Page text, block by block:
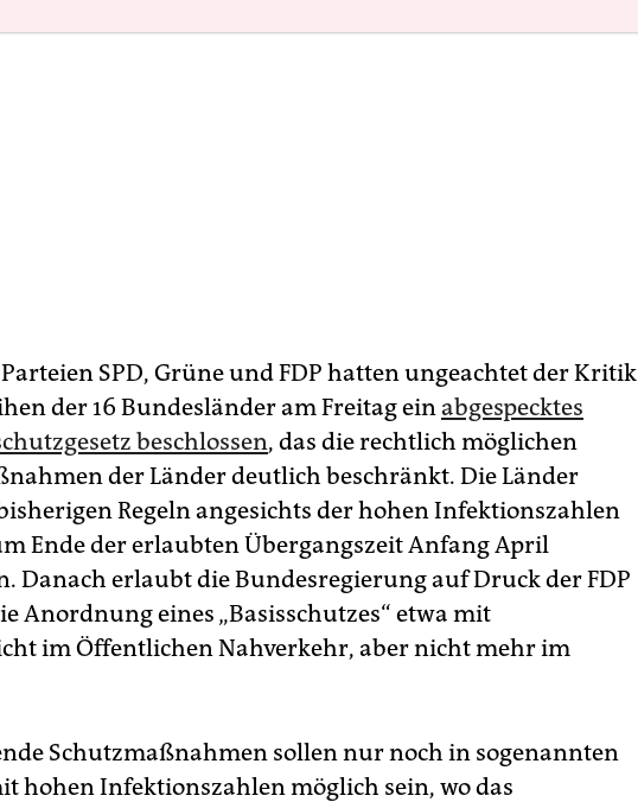
SPD, Grüne und FDP hatten ungeachtet der Kritik
der 16 Bundesländer am Freitag ein abgespecktes
beschlossen, das die rechtlich möglichen
der Länder deutlich beschränkt. Die Länder
Regeln angesichts der hohen Infektionszahlen
Ende der erlaubten Übergangszeit Anfang April
Danach erlaubt die Bundesregierung auf Druck der FDP
Anordnung eines „Basisschutzes“ etwa mit
im Öffentlichen Nahverkehr, aber nicht mehr im
Schutzmaßnahmen sollen nur noch in sogenannten
hohen Infektionszahlen möglich sein, wo das